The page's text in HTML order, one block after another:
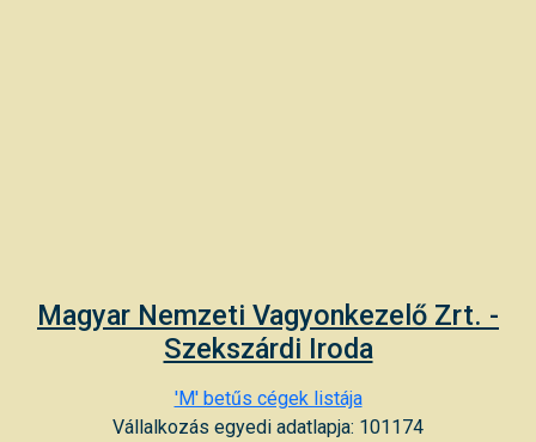
Magyar Nemzeti Vagyonkezelő Zrt. -
Szekszárdi Iroda
'M' betűs cégek listája
Vállalkozás egyedi adatlapja: 101174